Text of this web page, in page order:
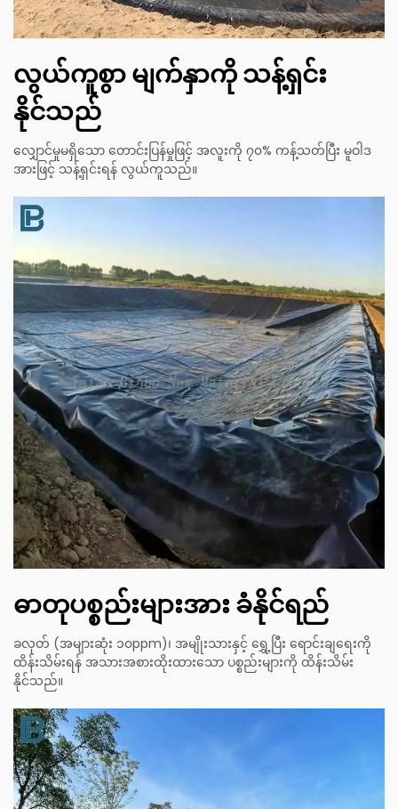
လွယ်ကူစွာ မျက်နှာကို သန့်ရှင်း
နိုင်သည်
လျှောင်မှုမရှိသော တောင်းပြန်မှုဖြင့် အလူးကို ၇၀% ကန့်သတ်ပြီး မူဝါဒ
အားဖြင့် သန့်ရှင်းရန် လွယ်ကူသည်။
ဓာတုပစ္စည်းများအား ခံနိုင်ရည်
ခလုတ် (အများဆုံး ၁၀ppm)၊ အမျိုးသားနှင့် ရွှေ့ပြီး ရောင်းချရေးကို
ထိန်းသိမ်းရန် အသားအစားထိုးထားသော ပစ္စည်းများကို ထိန်းသိမ်း
နိုင်သည်။